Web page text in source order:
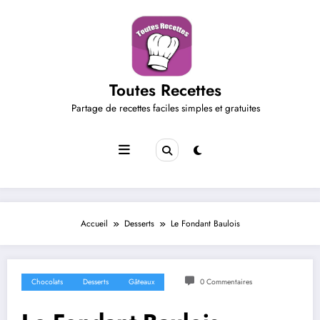
Toutes Recettes
Partage de recettes faciles simples et gratuites
Accueil Desserts Le Fondant Baulois
Chocolats Desserts Gâteaux 0 Commentaires